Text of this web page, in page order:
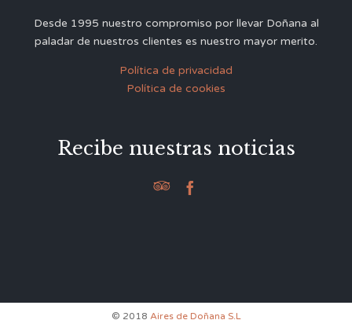
Desde 1995 nuestro compromiso por llevar Doñana al
paladar de nuestros clientes es nuestro mayor merito.
Política de privacidad
Política de cookies
Recibe nuestras noticias
 
© 2018 Aires de Doñana S.L